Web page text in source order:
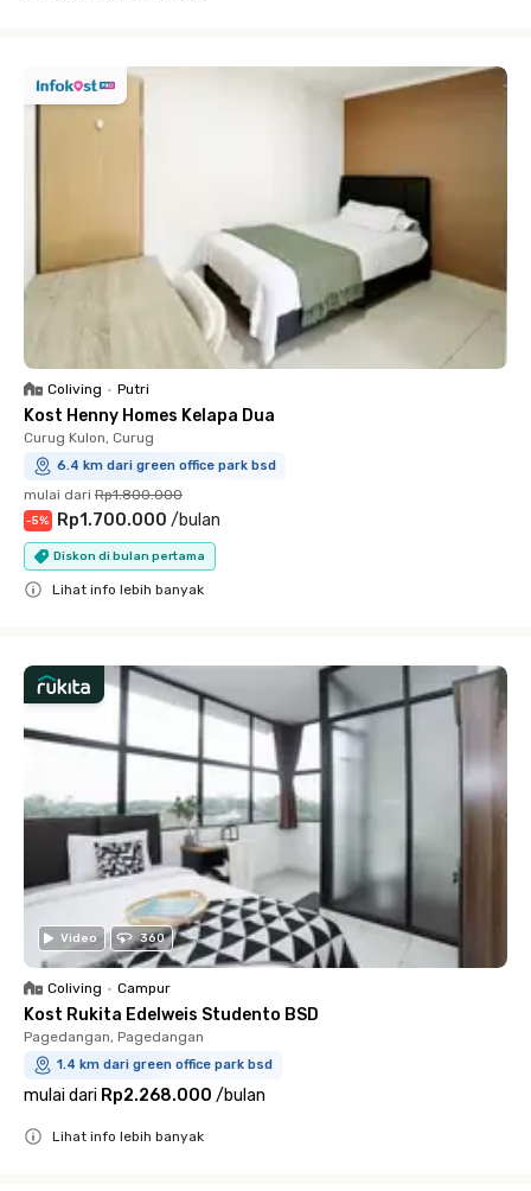
Coliving • Putri
Kost Henny Homes Kelapa Dua
Curug Kulon, Curug
6.4 km dari green office park bsd
mulai dari Rp1.800.000
-5% Rp1.700.000 /bulan
Diskon di bulan pertama
Lihat info lebih banyak
Video 360
Coliving • Campur
Kost Rukita Edelweis Studento BSD
Pagedangan, Pagedangan
1.4 km dari green office park bsd
mulai dari Rp2.268.000 /bulan
Lihat info lebih banyak